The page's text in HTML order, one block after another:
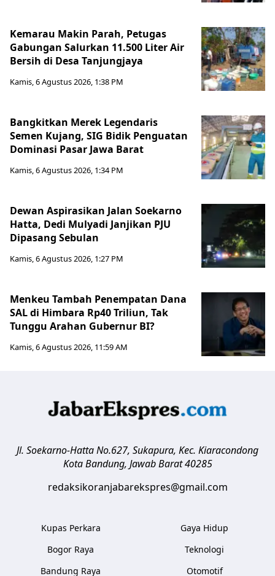
Kemarau Makin Parah, Petugas
Gabungan Salurkan 11.500 Liter Air
Bersih di Desa Tanjungjaya
Kamis, 6 Agustus 2026, 1:38 PM
Bangkitkan Merek Legendaris
Semen Kujang, SIG Bidik Penguatan
Dominasi Pasar Jawa Barat
Kamis, 6 Agustus 2026, 1:34 PM
Dewan Aspirasikan Jalan Soekarno
Hatta, Dedi Mulyadi Janjikan PJU
Dipasang Sebulan
Kamis, 6 Agustus 2026, 1:27 PM
Menkeu Tambah Penempatan Dana
SAL di Himbara Rp40 Triliun, Tak
Tunggu Arahan Gubernur BI?
Kamis, 6 Agustus 2026, 11:59 AM
Jl. Soekarno-Hatta No.627, Sukapura, Kec. Kiaracondong
Kota Bandung, Jawab Barat 40285
redaksikoranjabarekspres@gmail.com
Kupas Perkara
Bogor Raya
Bandung Raya
Gaya Hidup
Teknologi
Otomotif